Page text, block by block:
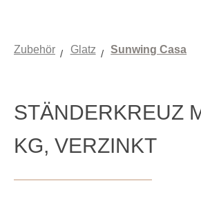
Zubehör Glatz Sunwing Casa
STÄNDERKREUZ
KG, VERZINKT